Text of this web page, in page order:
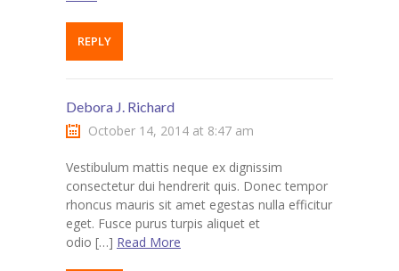
REPLY
Debora J. Richard
October 14, 2014 at 8:47 am
Vestibulum mattis neque ex dignissim
consectetur dui hendrerit quis. Donec tempor
rhoncus mauris sit amet egestas nulla efficitur
eget. Fusce purus turpis aliquet et
odio […] Read More